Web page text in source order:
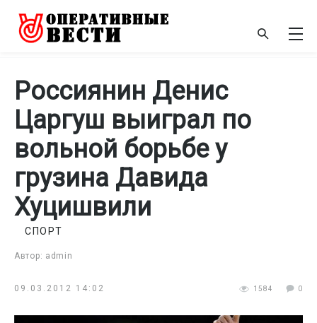
Россиянин Денис
Царгуш выиграл по
вольной борьбе у
грузина Давида
Хуцишвили
Автор: admin
СПОРТ
09.03.2012 14:02 1584 0